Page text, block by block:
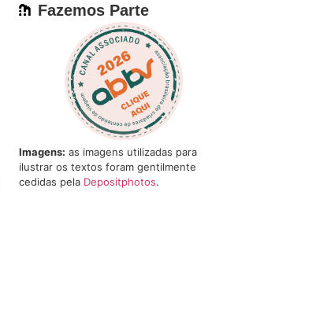
Fazemos Parte
Imagens: as imagens utilizadas para
ilustrar os textos foram gentilmente
cedidas pela Depositphotos.